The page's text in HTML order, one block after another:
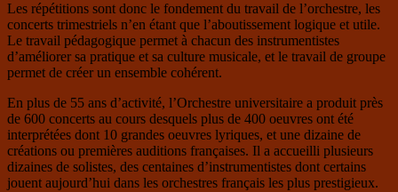
Les répétitions sont donc le fondement du travail de l’orchestre, les
concerts trimestriels n’en étant que l’aboutissement logique et utile.
Le travail pédagogique permet à chacun des instrumentistes
d’améliorer sa pratique et sa culture musicale, et le travail de groupe
permet de créer un ensemble cohérent.
En plus de 55 ans d’activité, l’Orchestre universitaire a produit près
de 600 concerts au cours desquels plus de 400 oeuvres ont été
interprétées dont 10 grandes oeuvres lyriques, et une dizaine de
créations ou premières auditions françaises. Il a accueilli plusieurs
dizaines de solistes, des centaines d’instrumentistes dont certains
jouent aujourd’hui dans les orchestres français les plus prestigieux.